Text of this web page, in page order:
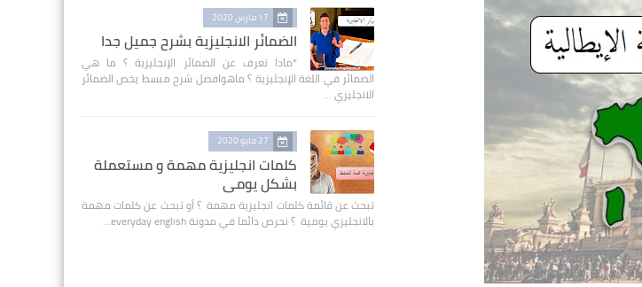
17 مارس 2020
الضمائر الانجليزية بشرح جميل جدا
*مادا تعرف عن الضمائر الإنجليزية ؟ ما هي
الضمائر في اللغة الإنجليزية ؟ ماهوافضل شرح مبسط يخص الضمائر
الانجليزي …
27 مايو 2020
كلمات انجليزية مهمة و مستعملة
بشكل يومي
تبحث عن قائمة كلمات انجليزية مهمة ؟ أو تبحث عن كلمات مهمة
بالانجليزي يومية ؟ نحرص دائما في مدونة everyday english…